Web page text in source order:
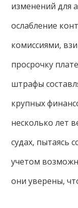
изменений для
ослабление
комиссиями,
просрочку
штрафы
крупных
несколько лет
судах, пытаясь
учетом
они уверены,